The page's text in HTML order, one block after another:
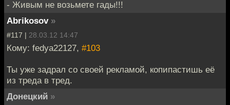
- Живым не возьмете гады!!!
Abrikosov »
#117 | 28.03.12 14:47
Кому: fedya22127, #103
Ты уже задрал со своей рекламой, копипастишь её
из треда в тред.
Донецкий »